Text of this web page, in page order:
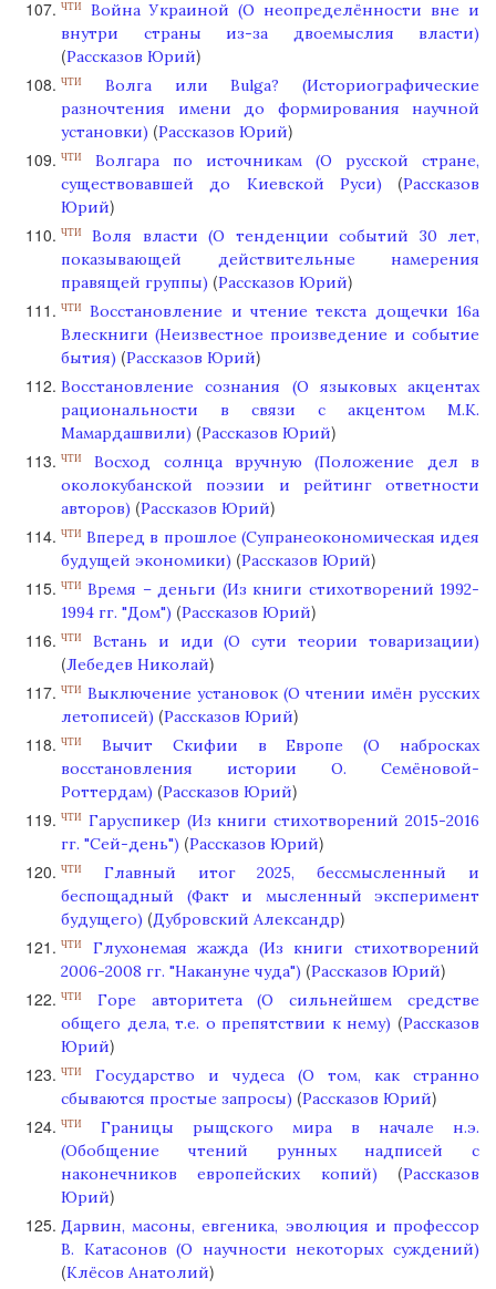
ЧТИ
Война Украиной (О неопределённости вне и
внутри страны из-за двоемыслия власти)
(Рассказов Юрий)
ЧТИ
Волга или Bulga? (Историографические
разночтения имени до формирования научной
установки) (Рассказов Юрий)
ЧТИ
Волгара по источникам (О русской стране,
существовавшей до Киевской Руси) (Рассказов
Юрий)
ЧТИ
Воля власти (О тенденции событий 30 лет,
показывающей действительные намерения
правящей группы) (Рассказов Юрий)
ЧТИ
Восстановление и чтение текста дощечки 16а
Влескниги (Неизвестное произведение и событие
бытия) (Рассказов Юрий)
Восстановление сознания (О языковых акцентах
рациональности в связи с акцентом М.К.
Мамардашвили) (Рассказов Юрий)
ЧТИ
Восход солнца вручную (Положение дел в
околокубанской поэзии и рейтинг ответности
авторов) (Рассказов Юрий)
ЧТИ Вперед в прошлое (Супранеокономическая идея
будущей экономики) (Рассказов Юрий)
ЧТИ
Время – деньги (Из книги стихотворений 1992-
1994 гг. "Дом") (Рассказов Юрий)
ЧТИ Встань и иди (О сути теории товаризации)
(Лебедев Николай)
ЧТИ Выключение установок (О чтении имён русских
летописей) (Рассказов Юрий)
ЧТИ
Вычит Скифии в Европе (О набросках
восстановления истории О. Семёновой-
Роттердам) (Рассказов Юрий)
ЧТИ
Гаруспикер (Из книги стихотворений 2015-2016
гг. "Сей-день") (Рассказов Юрий)
ЧТИ
Главный итог 2025, бессмысленный и
беспощадный (Факт и мысленный эксперимент
будущего) (Дубровский Александр)
ЧТИ
Глухонемая жажда (Из книги стихотворений
2006-2008 гг. "Накануне чуда") (Рассказов Юрий)
ЧТИ
Горе авторитета (О сильнейшем средстве
общего дела, т.е. о препятствии к нему) (Рассказов
Юрий)
ЧТИ
Государство и чудеса (О том, как странно
сбываются простые запросы) (Рассказов Юрий)
ЧТИ
Границы рыщского мира в начале н.э.
(Обобщение чтений рунных надписей с
наконечников европейских копий) (Рассказов
Юрий)
Дарвин, масоны, евгеника, эволюция и профессор
В. Катасонов (О научности некоторых суждений)
(Клёсов Анатолий)